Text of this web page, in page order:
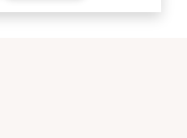
terapista giusto, vicino a te.